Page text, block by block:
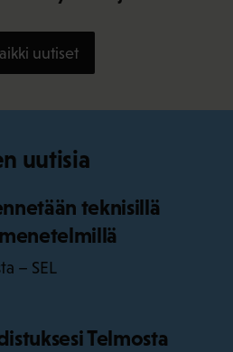
uutiset
uutisia
teknisillä
– SEL
Telmosta